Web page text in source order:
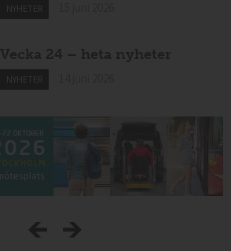
NYHETER
Vecka 24 – heta nyheter
NYHETER